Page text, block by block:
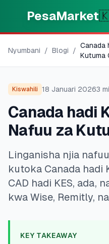
PesaMarket
⚡Pesa Sasa
🌍 CHAGUA NCHI
🇰🇪Kenya
💳 BIDHAA
Kadi za Mkopo
💰Mikopo ya
Nyumbani / Blogi /
Canada
Kutuma
Kiswahili 18 Januari 20263
Canada hadi
Nafuu za
Linganisha njia
kutoka Canada hadi
CAD hadi KES, ada,
kwa Wise, Remitly,
KEY TAKEAWAY